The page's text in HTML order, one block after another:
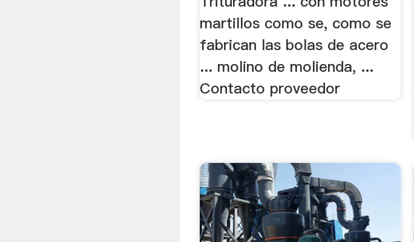
martillos como se, como se
fabrican las bolas de acero
... molino de molienda, ...
Contacto proveedor